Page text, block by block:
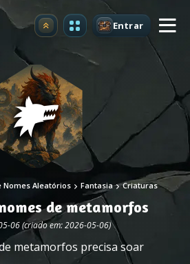
Atualizar Entrar
Nomes Aleatórios Fantasia Criaturas
de metamorfos
06 (criado em: 2026-05-06)
metamorfos precisa soar